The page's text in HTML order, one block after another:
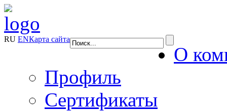
RU ENКарта сайта
О
Профиль
Сертификаты